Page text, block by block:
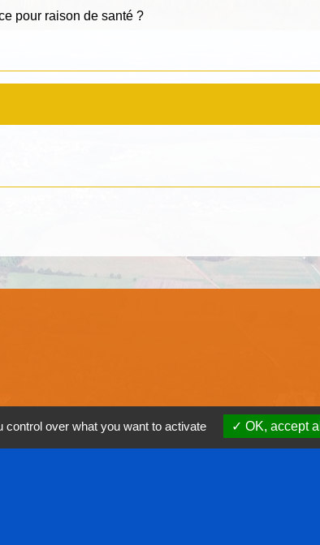
pour raison de santé ?
over what you want to activate OK, accept all